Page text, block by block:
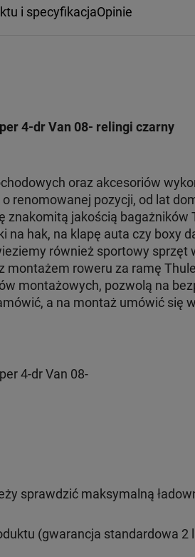
i specyfikacjaOpinie
4-dr Van 08- relingi czarny
oraz akcesoriów
renomowanej pozycji, od lat
znakomitą jakością
hak, na klapę auta czy boxy
również sportowy sprzęt
montażem roweru za ramę
montażowych, pozwolą na
a na montaż umówić się
4-dr Van 08-
sprawdzić maksymalną
(gwarancja standardowa 2